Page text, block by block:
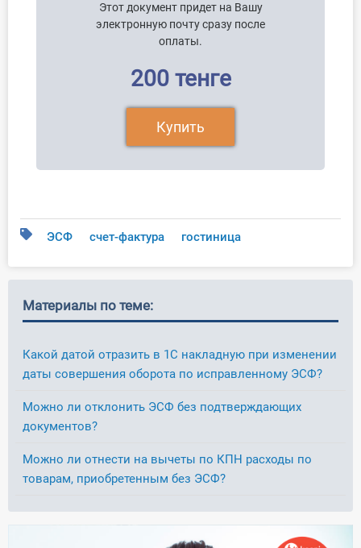
Этот документ придет на Вашу
электронную почту сразу после
оплаты.
200 тенге
Купить
ЭСФ счет-фактура гостиница
Материалы по теме:
Какой датой отразить в 1С накладную при изменении
даты совершения оборота по исправленному ЭСФ?
Можно ли отклонить ЭСФ без подтверждающих
документов?
Можно ли отнести на вычеты по КПН расходы по
товарам, приобретенным без ЭСФ?